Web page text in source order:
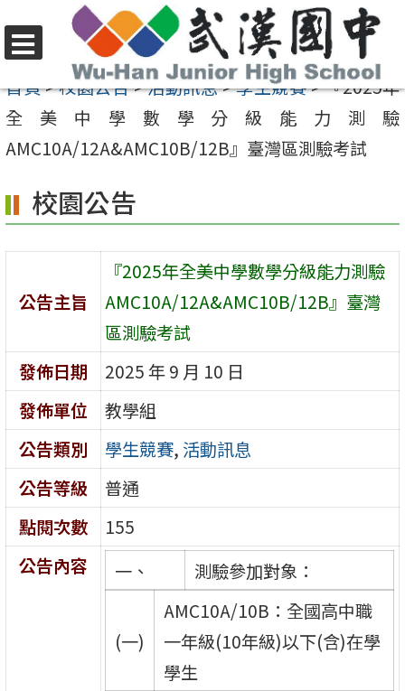
至
要
內
區
選
單
首頁>校園公告>活動訊息>學生競賽>『2025年
全美中學數學分級能力測驗
AMC10A/12A&AMC10B/12B』臺灣區測驗考試
校園公告
公告主旨
『2025年全美中學數學分級能力測驗
AMC10A/12A&AMC10B/12B』臺灣
區測驗考試
發佈日期
2025 年 9 月 10 日
發佈單位
教學組
公告類別
學生競賽, 活動訊息
公告等級
普通
點閱次數
155
公告內容
一、 測驗參加對象：
(一)
AMC10A/10B：全國高中職
一年級(10年級)以下(含)在學
學生